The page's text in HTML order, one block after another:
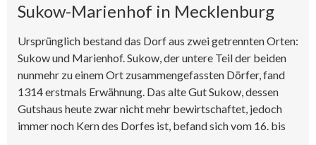
Sukow-Marienhof in Mecklenburg
Ursprünglich bestand das Dorf aus zwei getrennten Orten:
Sukow und Marienhof. Sukow, der untere Teil der beiden
nunmehr zu einem Ort zusammengefassten Dörfer, fand
1314 erstmals Erwähnung. Das alte Gut Sukow, dessen
Gutshaus heute zwar nicht mehr bewirtschaftet, jedoch
immer noch Kern des Dorfes ist, befand sich vom 16. bis